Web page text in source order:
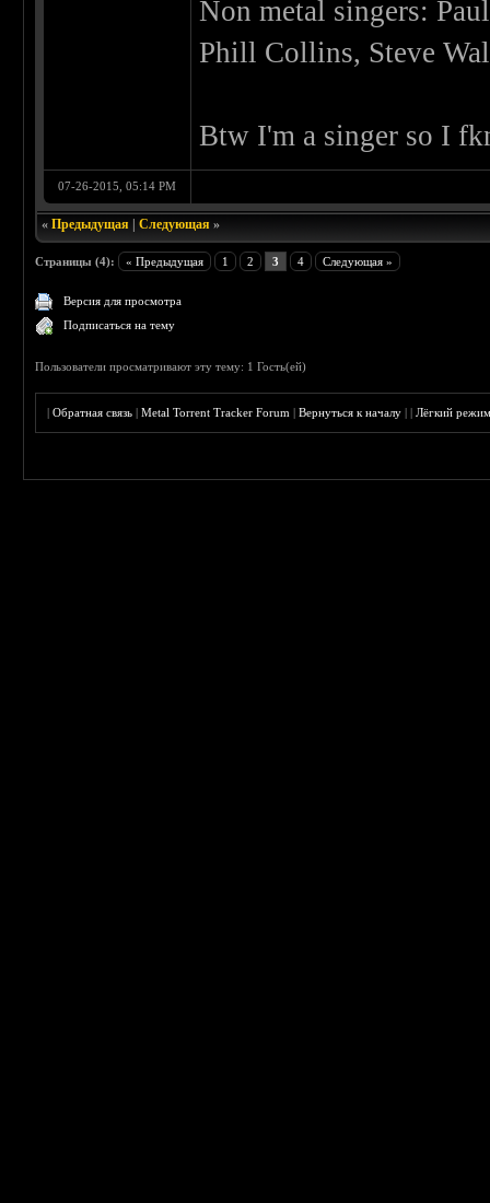
Non metal singers:
Phill Collins, Steve
Btw I'm a singer so I
07-26-2015, 05:14 PM
«Предыдущая |Следующая »
Страницы (4): « Предыдущая 1 2 3 4 Следующая »
Версия для просмотра
Подписаться на тему
Пользователи просматривают эту тему: 1 Гость(ей)
|Обратная связь |Metal Torrent Tracker Forum |Вернуться к началу ||Лёгкий